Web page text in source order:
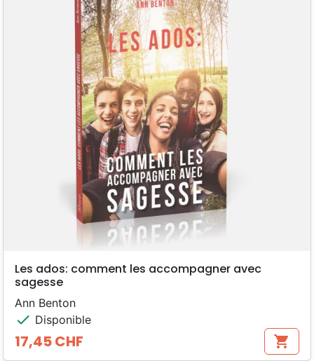
Les ados: comment les accompagner avec
sagesse
Ann Benton
check Disponible
Prix
17,45 CHF shopping_cart